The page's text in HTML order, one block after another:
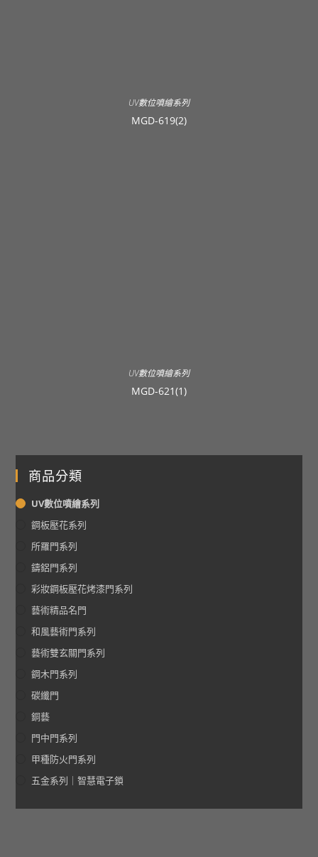
UV數位噴繪系列
MGD-619(2)
UV數位噴繪系列
MGD-621(1)
商品分類
UV數位噴繪系列
鋼板壓花系列
所羅門系列
鑄鋁門系列
彩妝鋼板壓花烤漆門系列
藝術精品名門
和風藝術門系列
藝術雙玄關門系列
鋼木門系列
碳纖門
銅藝
門中門系列
甲種防火門系列
五金系列｜智慧電子鎖